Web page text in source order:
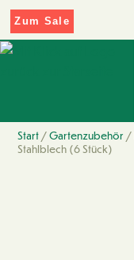
Zum Sale
Start /Gartenzubehör /
Stahlblech (6 Stück)